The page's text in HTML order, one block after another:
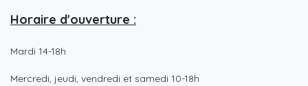
Horaire d'ouverture :
Mardi 14-18h
Mercredi, jeudi, vendredi et samedi 10-18h